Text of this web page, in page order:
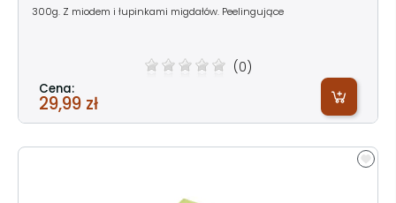
300g. Z miodem i łupinkami migdałów. Peelingujące
(0)
Cena:
29,99 zł